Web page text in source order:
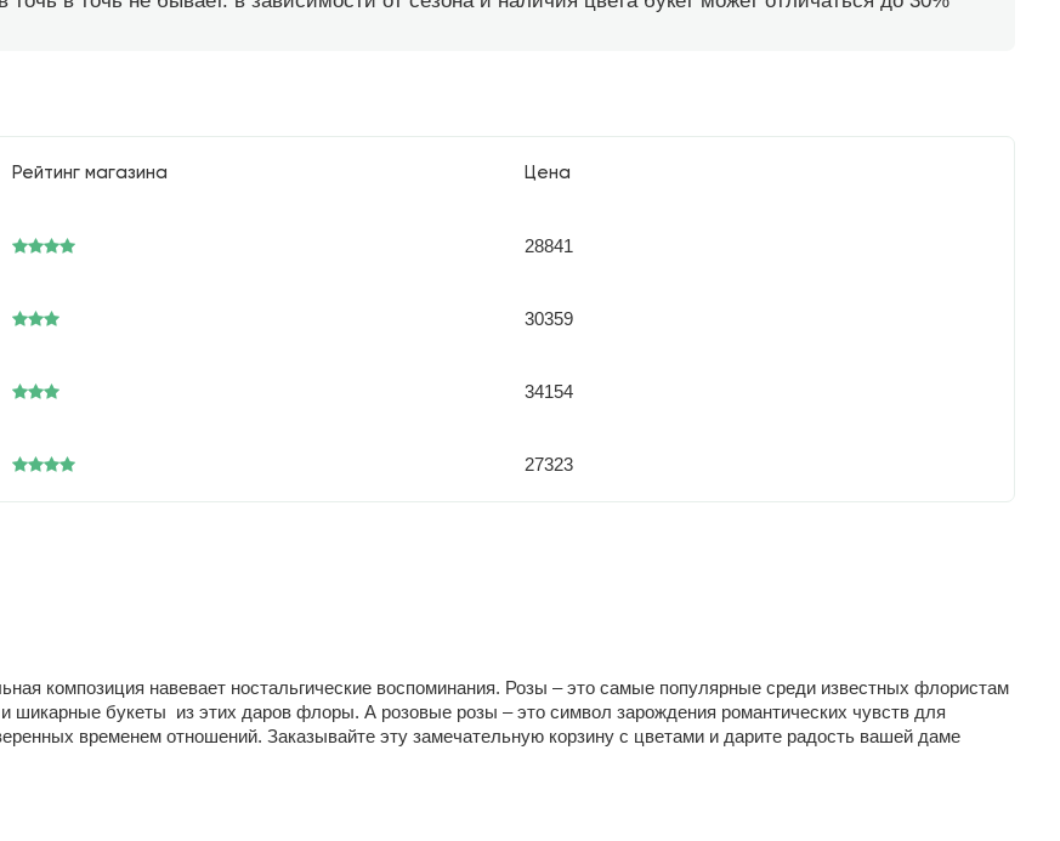
Рейтинг магазина Цена
28841
30359
34154
27323
композиция навевает ностальгические воспоминания. Розы – это самые популярные среди известных флористам
шикарные букеты из этих даров флоры. А розовые розы – это символ зарождения романтических чувств для
временем отношений. Заказывайте эту замечательную корзину с цветами и дарите радость вашей даме